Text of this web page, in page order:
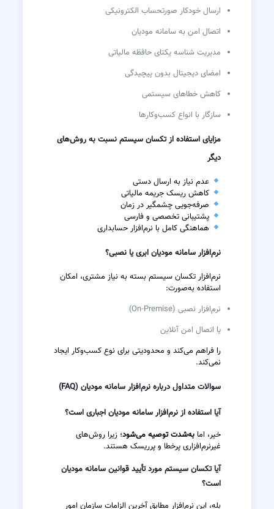
ارسال خودکار صورتحساب الکترونیکی
اتصال امن به سامانه مودیان
مدیریت شناسه یکتای حافظه مالیاتی
امضای دیجیتال بدون پیچیدگی
کاهش خطاهای سیستمی
سازگار با انواع کسب‌وکارها
مزایای استفاده از تکسان سیستم نسبت به روش‌های
دیگر
عدم نیاز به ارسال دستی
کاهش ریسک جریمه مالیاتی
صرفه‌جویی چشمگیر در زمان
پشتیبانی تخصصی و فارسی
هماهنگی کامل با نرم‌افزار حسابداری
نرم‌افزار سامانه مودیان ابری یا نصبی؟
نرم‌افزار تکسان سیستم بسته به نیاز مشتری، امکان
استفاده به‌صورت:
نرم‌افزار نصبی (On-Premise)
یا اتصال امن آنلاین
را فراهم می‌کند و محدودیتی برای نوع کسب‌وکار ایجاد
نمی‌کند.
سوالات متداول درباره نرم‌افزار سامانه مودیان (FAQ)
آیا استفاده از نرم‌افزار سامانه مودیان اجباری است؟
خیر، اما به‌شدت توصیه می‌شود؛ زیرا روش‌های
غیرنرم‌افزاری پرخطا و پرریسک هستند.
آیا تکسان سیستم مورد تأیید قوانین سامانه مودیان
است؟
بله، این نرم‌افزار مطابق آخرین الزامات سازمان امور